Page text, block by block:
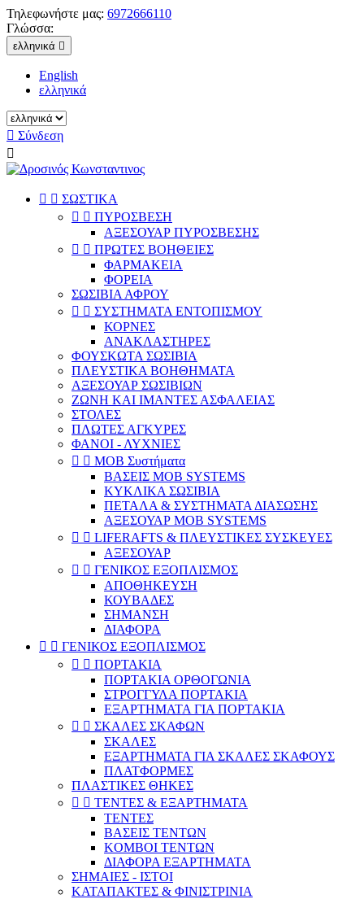
Τηλεφωνήστε μας: 6972666110
Γλώσσα:
ελληνικά 
English
ελληνικά
 Σύνδεση

  ΣΩΣΤΙΚΑ
  ΠΥΡΟΣΒΕΣΗ
ΑΞΕΣΟΥΑΡ ΠΥΡΟΣΒΕΣΗΣ
  ΠΡΩΤΕΣ ΒΟΗΘΕΙΕΣ
ΦΑΡΜΑΚΕΙΑ
ΦΟΡΕΙΑ
ΣΩΣΙΒΙΑ ΑΦΡΟΥ
  ΣΥΣΤΗΜΑΤΑ ΕΝΤΟΠΙΣΜΟΥ
ΚΟΡΝΕΣ
ΑΝΑΚΛΑΣΤΗΡΕΣ
ΦΟΥΣΚΩΤΑ ΣΩΣΙΒΙΑ
ΠΛΕΥΣΤΙΚΑ ΒΟΗΘΗΜΑΤΑ
ΑΞΕΣΟΥΑΡ ΣΩΣΙΒΙΩΝ
ΖΩΝΗ ΚΑΙ ΙΜΑΝΤΕΣ ΑΣΦΑΛΕΙΑΣ
ΣΤΟΛΕΣ
ΠΛΩΤΕΣ ΑΓΚΥΡΕΣ
ΦΑΝΟΙ - ΛΥΧΝΙΕΣ
  ΜΟΒ Συστήματα
ΒΑΣΕΙΣ MOB SYSTEMS
ΚΥΚΛΙΚΑ ΣΩΣΙΒΙΑ
ΠΕΤΑΛΑ & ΣΥΣΤΗΜΑΤΑ ΔΙΑΣΩΣΗΣ
ΑΞΕΣΟΥΑΡ MOB SYSTEMS
  LIFERAFTS & ΠΛΕΥΣΤΙΚΕΣ ΣΥΣΚΕΥΕΣ
ΑΞΕΣΟΥΑΡ
  ΓΕΝΙΚΟΣ ΕΞΟΠΛΙΣΜΟΣ
ΑΠΟΘΗΚΕΥΣΗ
ΚΟΥΒΑΔΕΣ
ΣΗΜΑΝΣΗ
ΔΙΑΦΟΡΑ
  ΓΕΝΙΚΟΣ ΕΞΟΠΛΙΣΜΟΣ
  ΠΟΡΤΑΚΙΑ
ΠΟΡΤΑΚΙΑ ΟΡΘΟΓΩΝΙΑ
ΣΤΡΟΓΓΥΛΑ ΠΟΡΤΑΚΙΑ
ΕΞΑΡΤΗΜΑΤΑ ΓΙΑ ΠΟΡΤΑΚΙΑ
  ΣΚΑΛΕΣ ΣΚΑΦΩΝ
ΣΚΑΛΕΣ
ΕΞΑΡΤΗΜΑΤΑ ΓΙΑ ΣΚΑΛΕΣ ΣΚΑΦΟΥΣ
ΠΛΑΤΦΟΡΜΕΣ
ΠΛΑΣΤΙΚΕΣ ΘΗΚΕΣ
  ΤΕΝΤΕΣ & ΕΞΑΡΤΗΜΑΤΑ
ΤΕΝΤΕΣ
ΒΑΣΕΙΣ ΤΕΝΤΩΝ
ΚOMBOI ΤΕΝΤΩΝ
ΔΙΑΦΟΡΑ ΕΞΑΡΤΗΜΑΤΑ
ΣΗΜΑΙΕΣ - ΙΣΤΟΙ
ΚΑΤΑΠΑΚΤΕΣ & ΦΙΝΙΣΤΡΙΝΙΑ